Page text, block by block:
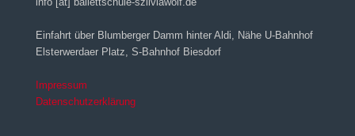
Einfahrt über Blumberger Damm hinter Aldi, Nähe U-Bahnhof
Elsterwerdaer Platz, S-Bahnhof Biesdorf
Impressum
Datenschutzerklärung